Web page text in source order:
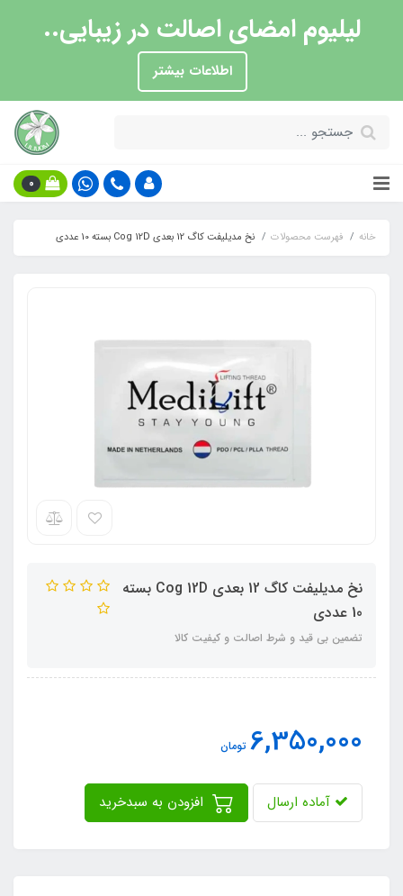
لیلیوم امضای اصالت در زیبایی..
اطلاعات بیشتر
0
خانه فهرست محصولات نخ مدیلیفت کاگ 12 بعدی Cog 12D بسته 10 عددی
نخ مدیلیفت کاگ 12 بعدی Cog 12D بسته
10 عددی
تضمین بی قید و شرط اصالت و کیفیت کالا
6,350,000 تومان
آماده ارسال